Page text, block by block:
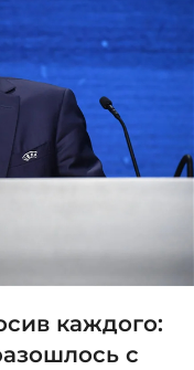
каждого:
с